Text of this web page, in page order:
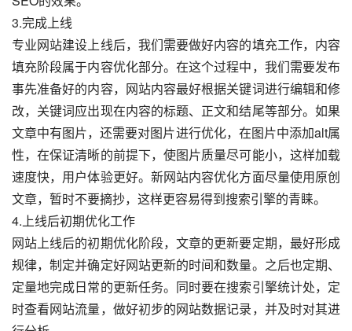
3.完成上线
专业网站建设上线后，我们需要做好内容的填充工作，内容
填充阶段属于内容优化部分。在这个过程中，我们需要发布
事先准备好的内容，网站内容最好根据关键词进行编辑和修
改，关键词应出现在内容的标题、正文和结尾等部分。如果
文章中有图片，还需要对图片进行优化，在图片中添加alt属
性，在保证清晰的前提下，使图片质量尽可能小，这样加载
速度快，用户体验更好。新网站内容优化方面尽量使用原创
文章，暂时不要摘抄，这样更容易得到搜索引擎的青睐。
4.上线后初期优化工作
网站上线后的初期优化阶段，文章的更新要定期，最好形成
规律，制定并确定好网站更新的时间和数量。之后也定期、
定量地完成日常的更新任务。同时要在搜索引擎统计处，定
时查看网站流量，做好初步的网站数据记录，并及时对其进